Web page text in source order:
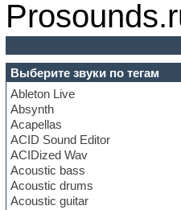
Выберите звуки по тегам
Ableton Live
Absynth
Acapellas
ACID Sound Editor
ACIDized Wav
Acoustic bass
Acoustic drums
Acoustic guitar